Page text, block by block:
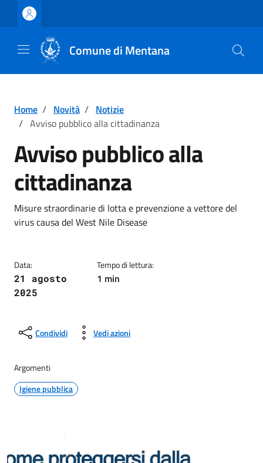
Vai ai contenuti
Vai al footer
Comune di Mentana
Home / Novità / Notizie
/ Avviso pubblico alla cittadinanza
Avviso pubblico alla
cittadinanza
Dettagli della notizia
Misure straordinarie di lotta e prevenzione a vettore del
virus causa del West Nile Disease
Data:
21 agosto
2025
Tempo di lettura:
1 min
Condividi Vedi azioni
Argomenti
Igiene pubblica